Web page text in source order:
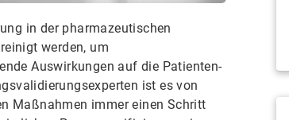
in der pharmazeutischen
werden, um
Auswirkungen auf die Patienten-
ist es von
Maßnahmen immer einen Schritt